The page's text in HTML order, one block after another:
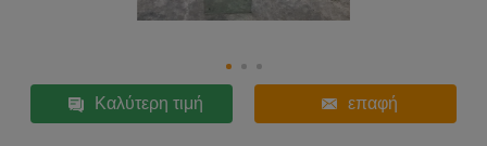
Καλύτερη τιμή επαφή